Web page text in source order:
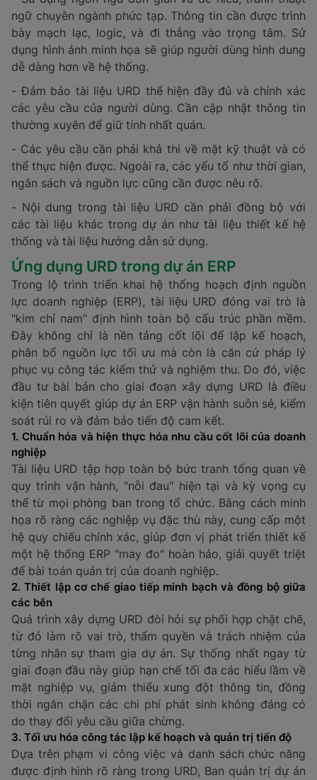
ngữ chuyên ngành phức tạp. Thông tin cần được trình
bày mạch lạc, logic, và đi thẳng vào trọng tâm. Sử
dụng hình ảnh minh họa sẽ giúp người dùng hình dung
dễ dàng hơn về hệ thống.
- Đảm bảo tài liệu URD thể hiện đầy đủ và chính xác
các yêu cầu của người dùng. Cần cập nhật thông tin
thường xuyên để giữ tính nhất quán.
- Các yêu cầu cần phải khả thi về mặt kỹ thuật và có
thể thực hiện được. Ngoài ra, các yếu tố như thời gian,
ngân sách và nguồn lực cũng cần được nêu rõ.
- Nội dung trong tài liệu URD cần phải đồng bộ với
các tài liệu khác trong dự án như tài liệu thiết kế hệ
thống và tài liệu hướng dẫn sử dụng.
Ứng dụng URD trong dự án ERP
Trong lộ trình triển khai hệ thống hoạch định nguồn
lực doanh nghiệp (ERP), tài liệu URD đóng vai trò là
"kim chỉ nam" định hình toàn bộ cấu trúc phần mềm.
Đây không chỉ là nền tảng cốt lõi để lập kế hoạch,
phân bổ nguồn lực tối ưu mà còn là căn cứ pháp lý
phục vụ công tác kiểm thử và nghiệm thu. Do đó, việc
đầu tư bài bản cho giai đoạn xây dựng URD là điều
kiện tiên quyết giúp dự án ERP vận hành suôn sẻ, kiểm
soát rủi ro và đảm bảo tiến độ cam kết.
1. Chuẩn hóa và hiện thực hóa nhu cầu cốt lõi của doanh
nghiệp
Tài liệu URD tập hợp toàn bộ bức tranh tổng quan về
quy trình vận hành, "nỗi đau" hiện tại và kỳ vọng cụ
thể từ mọi phòng ban trong tổ chức. Bằng cách minh
họa rõ ràng các nghiệp vụ đặc thù này, cung cấp một
hệ quy chiếu chính xác, giúp đơn vị phát triển thiết kế
một hệ thống ERP "may đo" hoàn hảo, giải quyết triệt
để bài toán quản trị của doanh nghiệp.
2. Thiết lập cơ chế giao tiếp minh bạch và đồng bộ giữa
các bên
Quá trình xây dựng URD đòi hỏi sự phối hợp chặt chẽ,
từ đó làm rõ vai trò, thẩm quyền và trách nhiệm của
từng nhân sự tham gia dự án. Sự thống nhất ngay từ
giai đoạn đầu này giúp hạn chế tối đa các hiểu lầm về
mặt nghiệp vụ, giảm thiểu xung đột thông tin, đồng
thời ngăn chặn các chi phí phát sinh không đáng có
do thay đổi yêu cầu giữa chừng.
3. Tối ưu hóa công tác lập kế hoạch và quản trị tiến độ
Dựa trên phạm vi công việc và danh sách chức năng
được định hình rõ ràng trong URD, Ban quản trị dự án